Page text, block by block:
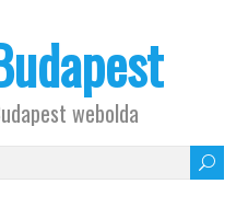
webolda